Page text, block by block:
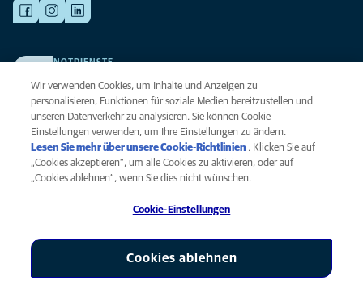
NOTDIENSTE
beste Versorgung verdient.
Datenschutz
Legal
Hinweis zu Cookies
AniCura ist eine Tochtergesellschaft von Mars, Inc © 2026
Wir verwenden Cookies, um Inhalte und Anzeigen zu
personalisieren, Funktionen für soziale Medien bereitzustellen und
unseren Datenverkehr zu analysieren. Sie können Cookie-
Einstellungen verwenden, um Ihre Einstellungen zu ändern.
Lesen Sie mehr über unsere Cookie-Richtlinien (opens in a new
tab)
. Klicken Sie auf
„Cookies akzeptieren“, um alle Cookies zu aktivieren, oder auf
„Cookies ablehnen“, wenn Sie dies nicht wünschen.
Cookie-Einstellungen
Cookies ablehnen